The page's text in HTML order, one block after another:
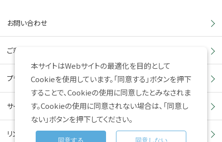
お問い合わせ
ご利用上の注意
プライバシーポリシー
サイトマップ
リンク集
本サイトはWebサイトの最適化を目的として
Cookieを使用しています。「同意する」ボタンを押下
することで、Cookieの使用に同意したとみなされま
す。Cookieの使用に同意されない場合は、「同意し
ない」ボタンを押下してください。
同意する 同意しない